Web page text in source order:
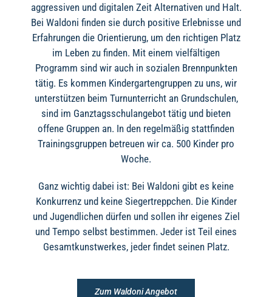
aggressiven und digitalen Zeit Alternativen und Halt.
Bei Waldoni finden sie durch positive Erlebnisse und
Erfahrungen die Orientierung, um den richtigen Platz
im Leben zu finden. Mit einem vielfältigen
Programm sind wir auch in sozialen Brennpunkten
tätig. Es kommen Kindergartengruppen zu uns, wir
unterstützen beim Turnunterricht an Grundschulen,
sind im Ganztagsschulangebot tätig und bieten
offene Gruppen an. In den regelmäßig stattfinden
Trainingsgruppen betreuen wir ca. 500 Kinder pro
Woche.
Ganz wichtig dabei ist: Bei Waldoni gibt es keine
Konkurrenz und keine Siegertreppchen. Die Kinder
und Jugendlichen dürfen und sollen ihr eigenes Ziel
und Tempo selbst bestimmen. Jeder ist Teil eines
Gesamtkunstwerkes, jeder findet seinen Platz.
Zum Waldoni Angebot